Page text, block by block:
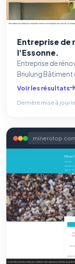
Entreprise de
l'Essonne.
Entreprise de
Briulung Bâtiment
Voir les résultats
Dernière mise à jour